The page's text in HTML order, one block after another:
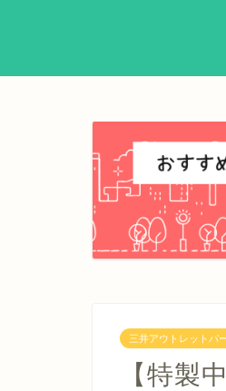
三井アウトレットパ
【特製